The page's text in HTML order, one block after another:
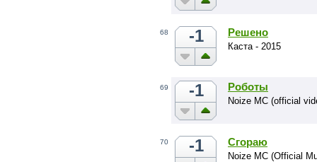
68 -1 Решено
Каста - 2015
69 -1 Роботы
Noize MC (official
70 -1 Сгораю
Noize MC (Official